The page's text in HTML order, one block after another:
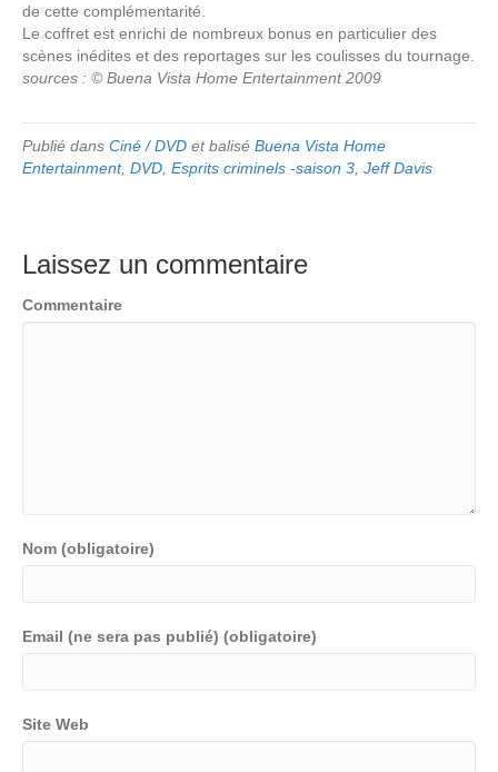
de cette complémentarité.
Le coffret est enrichi de nombreux bonus en particulier des
scènes inédites et des reportages sur les coulisses du tournage.
sources : © Buena Vista Home Entertainment 2009
Publié dans Ciné / DVD et balisé Buena Vista Home
Entertainment, DVD Esprits criminels -saison 3 Jeff Davis
Laissez un commentaire
Commentaire
Nom (obligatoire)
Email (ne sera pas publié) (obligatoire)
Site Web